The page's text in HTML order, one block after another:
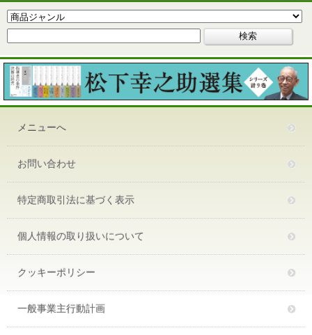
メニューへ
お問い合わせ
特定商取引法に基づく表示
個人情報の取り扱いについて
クッキーポリシー
一般事業主行動計画